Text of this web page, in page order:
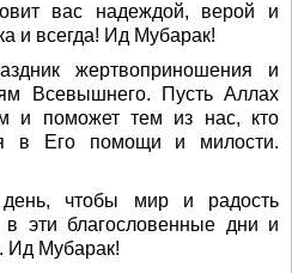
вас надеждой, верой и
и всегда! Ид Мубарак!
жертвоприношения и
Всевышнего. Пусть Аллах
и поможет тем из нас, кто
в Его помощи и милости.
чтобы мир и радость
эти благословенные дни и
Ид Мубарак!